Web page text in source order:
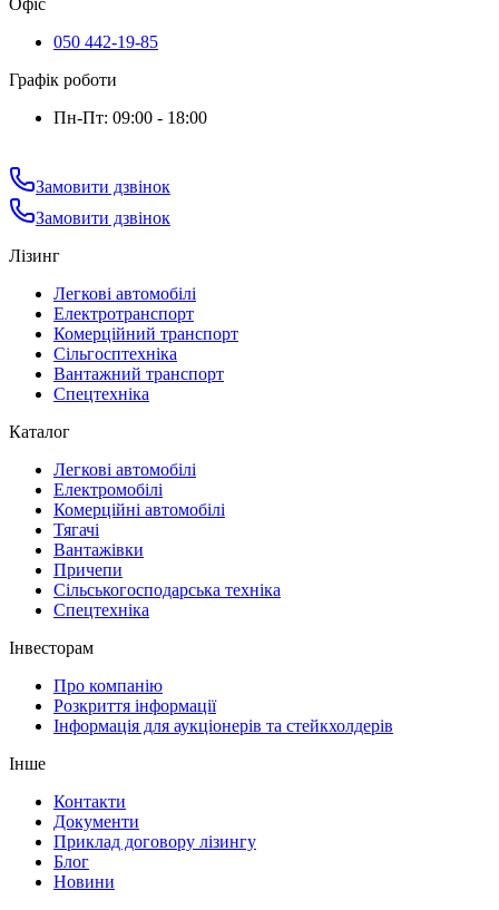
Офіс
050 442-19-85
Графік роботи
Пн-Пт: 09:00 - 18:00
Замовити дзвінок
Замовити дзвінок
Лізинг
Легкові автомобілі
Електротранспорт
Комерційний транспорт
Сільгосптехніка
Вантажний транспорт
Спецтехніка
Каталог
Легкові автомобілі
Електромобілі
Комерційні автомобілі
Тягачі
Вантажівки
Причепи
Сільськогосподарська техніка
Спецтехніка
Інвесторам
Про компанію
Розкриття інформації
Інформація для аукціонерів та стейкхолдерів
Інше
Контакти
Документи
Приклад договору лізингу
Блог
Новини